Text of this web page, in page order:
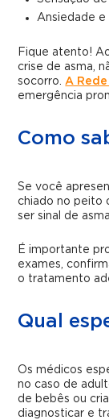
Ansiedade e
Fique atento!
crise de asma,
socorro.A
emergência
Como
Se você
chiado no peito
ser sinal de
É importante
exames,
o tratamento
Qual
Os médicos
no caso de
de bebês ou
diagnosticar e